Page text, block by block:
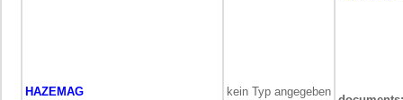
HAZEMAG kein Typ angegeben